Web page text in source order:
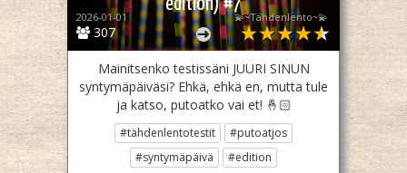
edition) #7
307
2026-01-01 💫~Tähdenlento~💫
Mainitsenko testissäni JUURI SINUN
syntymäpäiväsi? Ehkä, ehkä en, mutta tule
ja katso, putoatko vai et! 🤞🏻
#tähdenlentotestit
#putoatjos
#syntymäpäivä
#edition